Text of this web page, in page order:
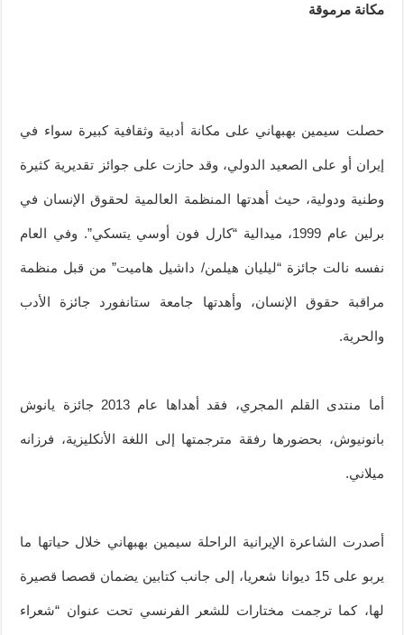
مكانة مرموقة
حصلت سيمين بهبهاني على مكانة أدبية وثقافية كبيرة سواء في
إيران أو على الصعيد الدولي، وقد حازت على جوائز تقديرية كثيرة
وطنية ودولية، حيث أهدتها المنظمة العالمية لحقوق الإنسان في
برلين عام 1999، ميدالية “كارل فون أوسي يتسكي”. وفي العام
نفسه نالت جائزة “ليليان هيلمن/ داشيل هاميت” من قبل منظمة
مراقبة حقوق الإنسان، وأهدتها جامعة ستانفورد جائزة الأدب
والحرية.
أما منتدى القلم المجري، فقد أهداها عام 2013 جائزة يانوش
بانونيوش، بحضورها رفقة مترجمتها إلى اللغة الأنكليزية، فرزانه
ميلاني.
أصدرت الشاعرة الإيرانية الراحلة سيمين بهبهاني خلال حياتها ما
يربو على 15 ديوانا شعريا، إلى جانب كتابين يضمان قصصا قصيرة
لها، كما ترجمت مختارات للشعر الفرنسي تحت عنوان “شعراء